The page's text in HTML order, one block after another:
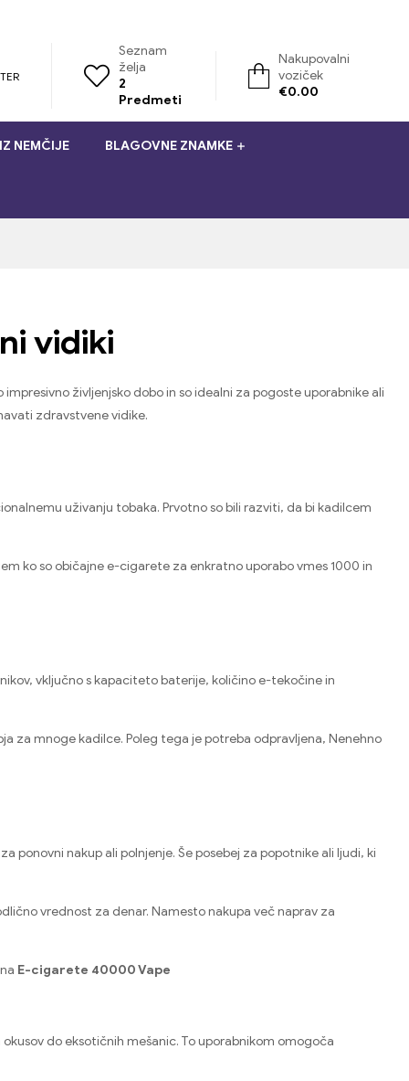
Seznam
želja
2
Predmeti
Nakupovalni
voziček
€0.00
NEMČIJE BLAGOVNE ZNAMKE
vidiki
impresivno življenjsko dobo in so idealni za pogoste uporabnike ali
zdravstvene vidike.
uživanju tobaka. Prvotno so bili razviti, da bi kadilcem
ko so običajne e-cigarete za enkratno uporabo vmes 1000 in
vključno s kapaciteto baterije, količino e-tekočine in
za mnoge kadilce. Poleg tega je potreba odpravljena, Nenehno
ponovni nakup ali polnjenje. Še posebej za popotnike ali ljudi, ki
vrednost za denar. Namesto nakupa več naprav za
E-cigarete 40000 Vape
do eksotičnih mešanic. To uporabnikom omogoča